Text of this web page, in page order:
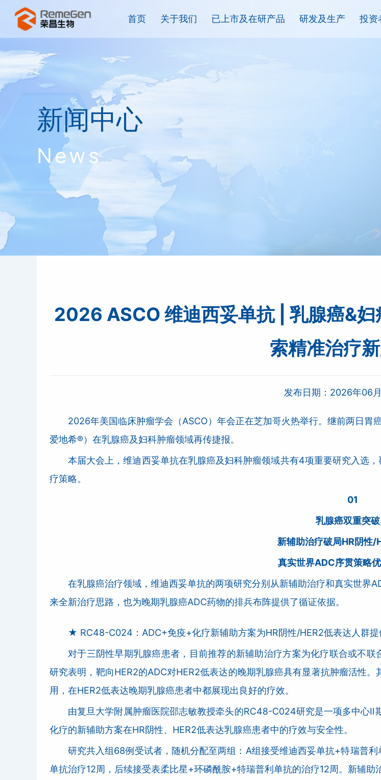
首页 关于我们 已上市及在研产品 研发及生产 投资
新闻中心
News
2026 ASCO 维迪西妥单抗 | 乳腺癌&
索精准治疗
发布日期： 2026年06
2026年美国临床肿瘤学会（ASCO）年会正在芝加哥火热举行。继前两日胃
爱地希®）在乳腺癌及妇科肿瘤领域再传捷报。
本届大会上，维迪西妥单抗在乳腺癌及妇科肿瘤领域共有4项重要研究入选
疗策略。
01
乳腺癌双重突破
新辅助治疗破局HR阴性/
真实世界ADC序贯策略
在乳腺癌治疗领域，维迪西妥单抗的两项研究分别从新辅助治疗和真实世界
来全新治疗思路，也为晚期乳腺癌ADC药物的排兵布阵提供了循证依据。
★ RC48-C024：ADC+免疫+化疗新辅助方案为HR阴性/HER2低表达人群提
对于三阴性早期乳腺癌患者，目前推荐的新辅助治疗方案为化疗联合或不
研究表明，靶向HER2的ADC对HER2低表达的晚期乳腺癌具有显著抗肿瘤活性
用，在HER2低表达晚期乳腺癌患者中都展现出良好的疗效。
由复旦大学附属肿瘤医院邵志敏教授牵头的RC48-C024研究是一项多中心
化疗的新辅助方案在HR阴性、HER2低表达乳腺癌患者中的疗效与安全性。
研究共入组68例受试者，随机分配至两组：A组接受维迪西妥单抗+特瑞普
单抗治疗12周，后续接受表柔比星+环磷酰胺+特瑞普利单抗的治疗12周。新辅助